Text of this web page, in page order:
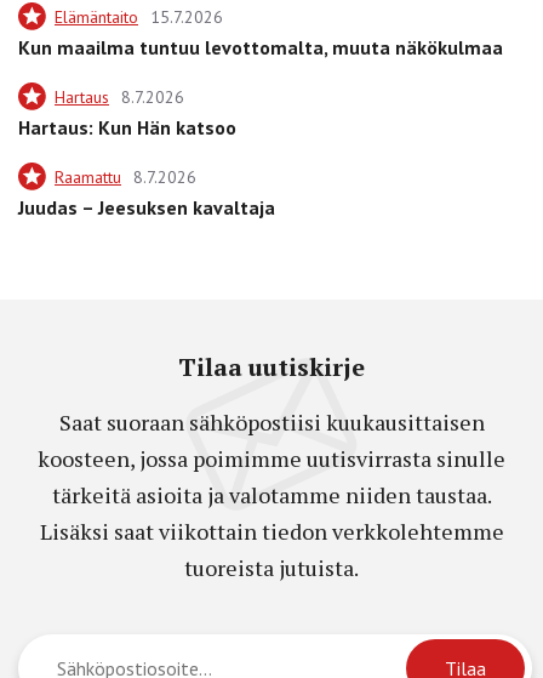
Elämäntaito 15.7.2026
Kun maailma tuntuu levottomalta, muuta näkökulmaa
Hartaus 8.7.2026
Hartaus: Kun Hän katsoo
Raamattu 8.7.2026
Juudas – Jeesuksen kavaltaja
Tilaa uutiskirje
Saat suoraan sähköpostiisi kuukausittaisen
koosteen, jossa poimimme uutisvirrasta sinulle
tärkeitä asioita ja valotamme niiden taustaa.
Lisäksi saat viikottain tiedon verkkolehtemme
tuoreista jutuista.